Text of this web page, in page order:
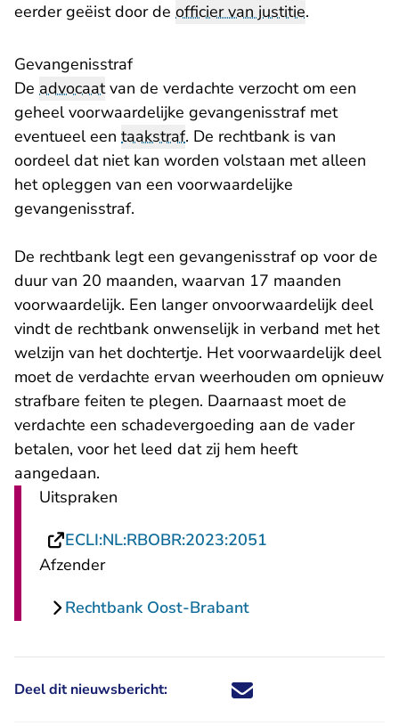
eerder geëist door de officier van justitie.
Gevangenisstraf
De advocaatvan de verdachte verzocht om een
geheel voorwaardelijke gevangenisstraf met
eventueel een taakstraf. De rechtbank is van
oordeel dat niet kan worden volstaan met alleen
het opleggen van een voorwaardelijke
gevangenisstraf.
De rechtbank legt een gevangenisstraf op voor de
duur van 20 maanden, waarvan 17 maanden
voorwaardelijk. Een langer onvoorwaardelijk deel
vindt de rechtbank onwenselijk in verband met het
welzijn van het dochtertje. Het voorwaardelijk deel
moet de verdachte ervan weerhouden om opnieuw
strafbare feiten te plegen. Daarnaast moet de
verdachte een schadevergoeding aan de vader
betalen, voor het leed dat zij hem heeft
aangedaan.
Uitspraken
ECLI:NL:RBOBR:2023:2051
Afzender
Rechtbank Oost-Brabant
Deel dit nieuwsbericht: Deel dit nieuwsbericht via X -
Deel dit nieuwsbericht via
Deel dit nieuwsbericht
Deel dit